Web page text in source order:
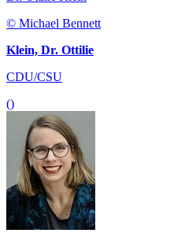
© Michael Bennett
Klein, Dr. Ottilie
CDU/CSU
()